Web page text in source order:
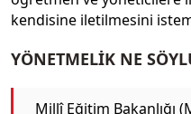
kendisine iletilmesini
YÖNETMELİK NE
Millî Eğitim Bakanlığı